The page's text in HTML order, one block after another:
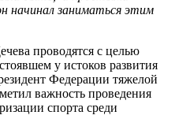
начинал заниматься этим
проводятся с целью
у истоков развития
Федерации тяжелой
важность проведения
спорта среди